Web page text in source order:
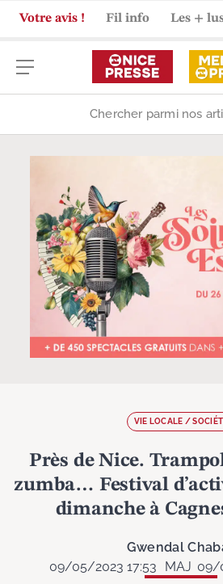
Votre avis ! Fil info Les +
VIE LOCALE /
Près de Nice.
zumba… Festival
dimanche à
Gwendal
09/05/2023 17:53
MAJ 09/